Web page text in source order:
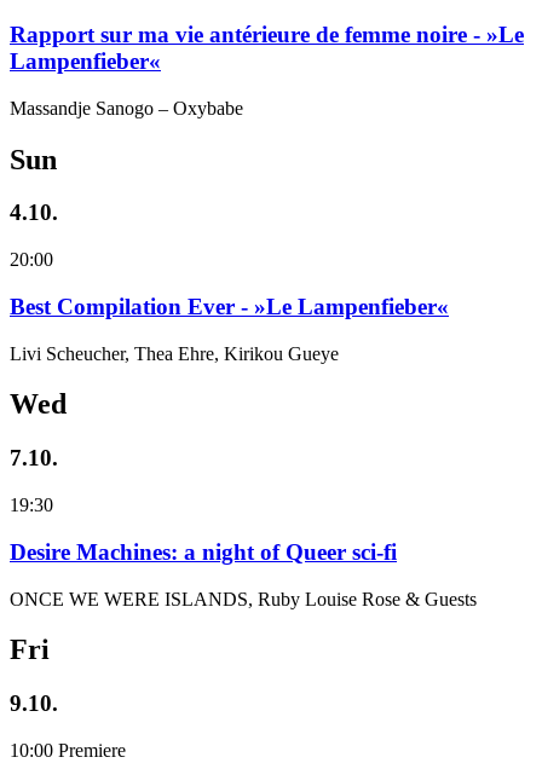
Rapport sur ma vie antérieure de femme noire - »Le
Lampenfieber«
Massandje Sanogo – Oxybabe
Sun
4.10.
20:00
Best Compilation Ever - »Le Lampenfieber«
Livi Scheucher, Thea Ehre, Kirikou Gueye
Wed
7.10.
19:30
Desire Machines: a night of Queer sci-fi
ONCE WE WERE ISLANDS, Ruby Louise Rose & Guests
Fri
9.10.
10:00 Premiere